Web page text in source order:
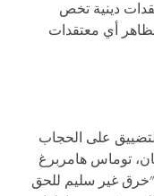
دينية تخص
أي معتقدات
على الحجاب
توماس هامربرغ
"خرق غير سليم للحق